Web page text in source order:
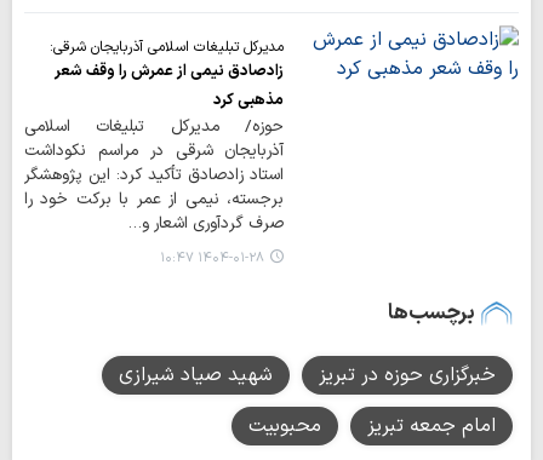
مدیرکل تبلیغات اسلامی آذربایجان شرقی:
زادصادق نیمی از عمرش را وقف شعر
مذهبی کرد
حوزه/ مدیرکل تبلیغات اسلامی
آذربایجان شرقی در مراسم نکوداشت
استاد زادصادق تأکید کرد: این پژوهشگر
برجسته، نیمی از عمر با برکت خود را
صرف گردآوری اشعار و…
۱۴۰۴-۰۱-۲۸ ۱۰:۴۷
برچسب‌ها
خبرگزاری حوزه در تبریز
شهید صیاد شیرازی
امام جمعه تبریز
محبوبیت